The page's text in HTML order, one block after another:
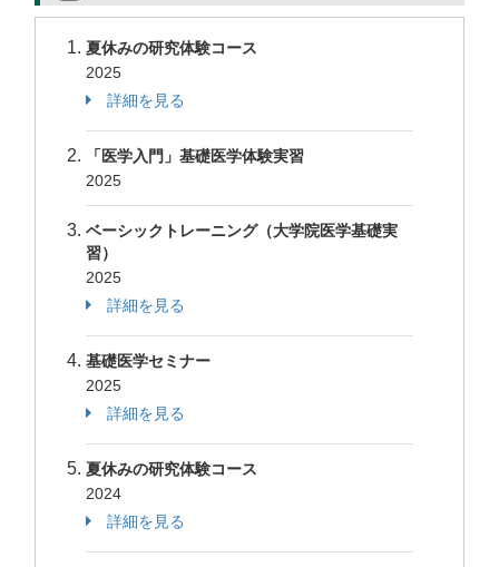
夏休みの研究体験コース
2025
詳細を見る
「医学入門」基礎医学体験実習
2025
ベーシックトレーニング（大学院医学基礎実
習）
2025
詳細を見る
基礎医学セミナー
2025
詳細を見る
夏休みの研究体験コース
2024
詳細を見る